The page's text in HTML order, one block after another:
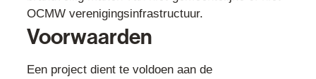
OCMW verenigingsinfrastructuur.
Voorwaarden
Een project dient te voldoen aan de